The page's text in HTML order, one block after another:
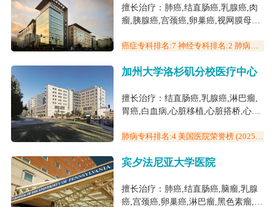
擅长治疗：肺癌,结直肠癌,乳腺癌,肉
瘤,胰腺癌,宫颈癌,卵巢癌,视网膜母细
癌,前列腺癌,头颈癌,子宫癌,视神经胶
瘤,罕见病
癌症专科排名:7 神经专科排名:2 肺病专
加州大学洛杉矶分校医疗中心
擅长治疗：结直肠癌,乳腺癌,淋巴瘤,
胃癌,白血病,心脏移植,心脏搭桥,心脏
肺病专科排名:4 美国医院荣誉榜 (2025美
宾夕法尼亚大学医院
擅长治疗：肺癌,结直肠癌,脑瘤,乳腺
癌,宫颈癌,卵巢癌,淋巴瘤,黑色素瘤,胃